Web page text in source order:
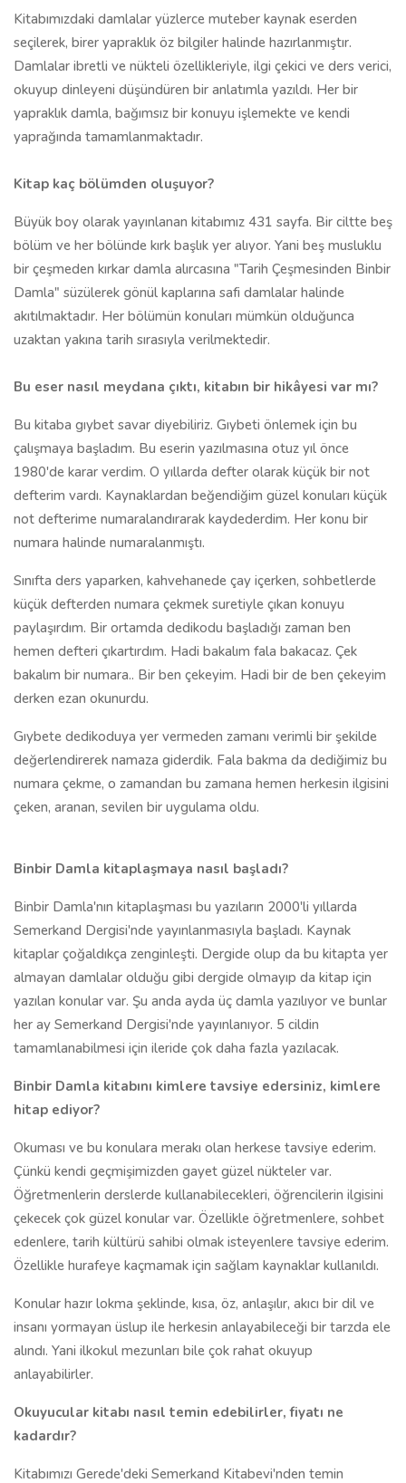
Kitabımızdaki damlalar yüzlerce muteber kaynak eserden
seçilerek, birer yapraklık öz bilgiler halinde hazırlanmıştır.
Damlalar ibretli ve nükteli özellikleriyle, ilgi çekici ve ders verici,
okuyup dinleyeni düşündüren bir anlatımla yazıldı. Her bir
yapraklık damla, bağımsız bir konuyu işlemekte ve kendi
yaprağında tamamlanmaktadır.
Kitap kaç bölümden oluşuyor?
Büyük boy olarak yayınlanan kitabımız 431 sayfa. Bir ciltte beş
bölüm ve her bölünde kırk başlık yer alıyor. Yani beş musluklu
bir çeşmeden kırkar damla alırcasına "Tarih Çeşmesinden Binbir
Damla" süzülerek gönül kaplarına safi damlalar halinde
akıtılmaktadır. Her bölümün konuları mümkün olduğunca
uzaktan yakına tarih sırasıyla verilmektedir.
Bu eser nasıl meydana çıktı, kitabın bir hikâyesi var mı?
Bu kitaba gıybet savar diyebiliriz. Gıybeti önlemek için bu
çalışmaya başladım. Bu eserin yazılmasına otuz yıl önce
1980'de karar verdim. O yıllarda defter olarak küçük bir not
defterim vardı. Kaynaklardan beğendiğim güzel konuları küçük
not defterime numaralandırarak kaydederdim. Her konu bir
numara halinde numaralanmıştı.
Sınıfta ders yaparken, kahvehanede çay içerken, sohbetlerde
küçük defterden numara çekmek suretiyle çıkan konuyu
paylaşırdım. Bir ortamda dedikodu başladığı zaman ben
hemen defteri çıkartırdım. Hadi bakalım fala bakacaz. Çek
bakalım bir numara.. Bir ben çekeyim. Hadi bir de ben çekeyim
derken ezan okunurdu.
Gıybete dedikoduya yer vermeden zamanı verimli bir şekilde
değerlendirerek namaza giderdik. Fala bakma da dediğimiz bu
numara çekme, o zamandan bu zamana hemen herkesin ilgisini
çeken, aranan, sevilen bir uygulama oldu.
Binbir Damla kitaplaşmaya nasıl başladı?
Binbir Damla'nın kitaplaşması bu yazıların 2000'li yıllarda
Semerkand Dergisi'nde yayınlanmasıyla başladı. Kaynak
kitaplar çoğaldıkça zenginleşti. Dergide olup da bu kitapta yer
almayan damlalar olduğu gibi dergide olmayıp da kitap için
yazılan konular var. Şu anda ayda üç damla yazılıyor ve bunlar
her ay Semerkand Dergisi'nde yayınlanıyor. 5 cildin
tamamlanabilmesi için ileride çok daha fazla yazılacak.
Binbir Damla kitabını kimlere tavsiye edersiniz, kimlere
hitap ediyor?
Okuması ve bu konulara merakı olan herkese tavsiye ederim.
Çünkü kendi geçmişimizden gayet güzel nükteler var.
Öğretmenlerin derslerde kullanabilecekleri, öğrencilerin ilgisini
çekecek çok güzel konular var. Özellikle öğretmenlere, sohbet
edenlere, tarih kültürü sahibi olmak isteyenlere tavsiye ederim.
Özellikle hurafeye kaçmamak için sağlam kaynaklar kullanıldı.
Konular hazır lokma şeklinde, kısa, öz, anlaşılır, akıcı bir dil ve
insanı yormayan üslup ile herkesin anlayabileceği bir tarzda ele
alındı. Yani ilkokul mezunları bile çok rahat okuyup
anlayabilirler.
Okuyucular kitabı nasıl temin edebilirler, fiyatı ne
kadardır?
Kitabımızı Gerede'deki Semerkand Kitabevi'nden temin